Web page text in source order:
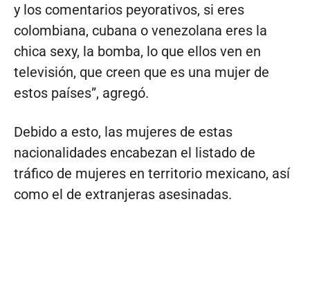
y los comentarios peyorativos, si eres
colombiana, cubana o venezolana eres la
chica sexy, la bomba, lo que ellos ven en
televisión, que creen que es una mujer de
estos países”, agregó.
Debido a esto, las mujeres de estas
nacionalidades encabezan el listado de
tráfico de mujeres en territorio mexicano, así
como el de extranjeras asesinadas.